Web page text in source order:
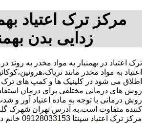
مرکز ترک اعتیاد
زدایی بدن
ترک اعتیاد در بهمنیار به مواد مخدر به روند
اعتیاد به مواد مخدر مانند
اطلاق می شود در کلینیک ها و کمپ های ترک
روش های درمانی مختلفی برای درمان
روش درمانی با توجه به ماده اعتیاد آور و
کننده متفاوت است.به آدرس تهران شهرک
مرکز ترک اعتیاد سپنتا 09128033153 خانم دمیرچی